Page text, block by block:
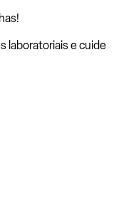
laboratoriais e cuide